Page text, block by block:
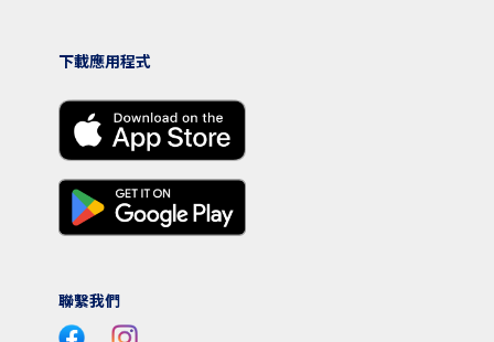
下載應用程式
聯繫我們